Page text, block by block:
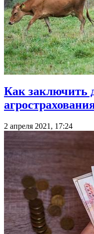
Как заключить
2 апреля 2021, 17:24